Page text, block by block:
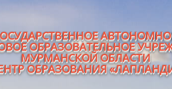
ОБРАЗОВАТЕЛЬНОЕ
МУРМАНСКОЙ ОБЛАСТИ
ОБРАЗОВАНИЯ